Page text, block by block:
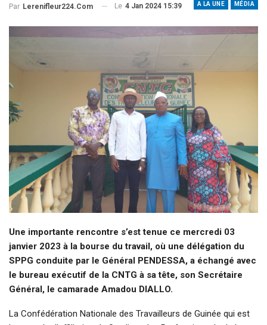
A LA UNE MÉDIA
Par Lerenifleur224.com Le 4 Jan 2024 15:39
Une importante rencontre s’est tenue ce mercredi 03
janvier 2023 à la bourse du travail, où une délégation du
SPPG conduite par le Général PENDESSA, a échangé avec
le bureau exécutif de la CNTG à sa tête, son Secrétaire
Général, le camarade Amadou DIALLO.
La Confédération Nationale des Travailleurs de Guinée qui est